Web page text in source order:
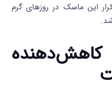
این ماسک در روزهای گرم